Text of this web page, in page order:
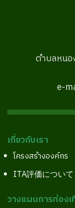
ตำบลหนอ
e-
เกี่ยวกับเรา
โครงสร้างองค์กร
ITA評価について
วางแผนการท่อง